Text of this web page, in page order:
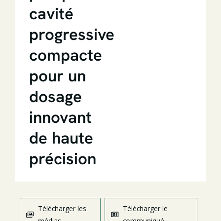
cavité
progressive
compacte
pour un
dosage
innovant
de haute
précision
Télécharger les
Télécharger le